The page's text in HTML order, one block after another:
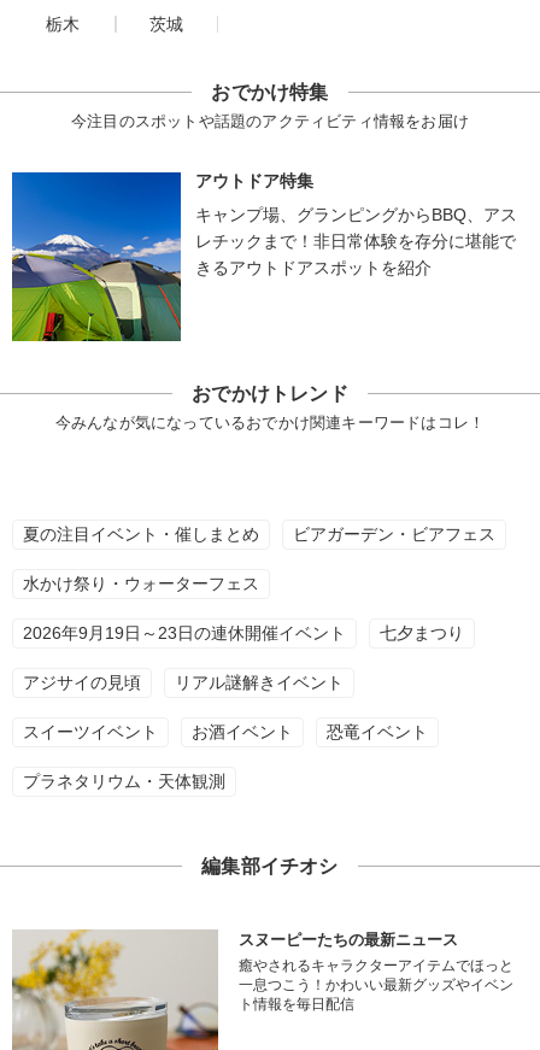
栃木
茨城
おでかけ特集
今注目のスポットや話題のアクティビティ情報をお届け
アウトドア特集
キャンプ場、グランピングからBBQ、アス
レチックまで！非日常体験を存分に堪能で
きるアウトドアスポットを紹介
おでかけトレンド
今みんなが気になっているおでかけ関連キーワードはコレ！
夏の注目イベント・催しまとめ ビアガーデン・ビアフェス
水かけ祭り・ウォーターフェス
2026年9月19日～23日の連休開催イベント 七夕まつり
アジサイの見頃 リアル謎解きイベント
スイーツイベント お酒イベント 恐竜イベント
プラネタリウム・天体観測
編集部イチオシ
スヌーピーたちの最新ニュース
癒やされるキャラクターアイテムでほっと
一息つこう！かわいい最新グッズやイベン
ト情報を毎日配信